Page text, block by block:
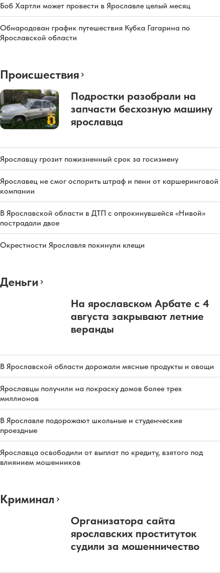
Боб Хартли может провести в Ярославле целый месяц
Обнародован график путешествия Кубка Гагарина по
Ярославской области
Происшествия
Подростки разобрали на
запчасти бесхозную машину
ярославца
Ярославцу грозит пожизненный срок за госизмену
Ярославец не смог оспорить штраф и пени от каршеринговой
компании
В Ярославской области в ДТП с опрокинувшейся «Нивой»
пострадали двое
Окрестности Ярославля покинули клещи
Деньги
На ярославском Арбате с 4
августа закрывают летние
веранды
В Ярославской области дорожали мясные продукты и овощи
Ярославцы получили на покраску домов более трех
миллионов
В Ярославле подорожают школьные и студенческие
проездные
Ярославца освободили от выплат по кредиту, взятого под
влиянием мошенников
Криминал
Организатора сайта
ярославских проституток
судили за мошенничество